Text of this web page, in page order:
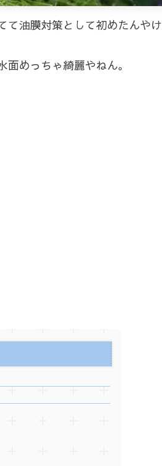
て油膜対策として初めたんやけ
めっちゃ綺麗やねん。